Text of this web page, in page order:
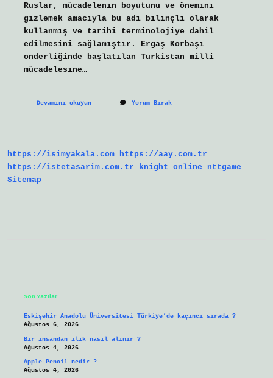
Ruslar, mücadelenin boyutunu ve önemini
gizlemek amacıyla bu adı bilinçli olarak
kullanmış ve tarihi terminolojiye dahil
edilmesini sağlamıştır. Ergaş Korbaşı
önderliğinde başlatılan Türkistan milli
mücadelesine…
Devamını okuyunTürkistan
Türkistan
In
Bağımsızlığı
Yorum Bırak
https://isimyakala.com https://aay.com.tr
https://istetasarim.com.tr
knight online
nttgame
Sitemap
Son Yazılar
Eskişehir Anadolu Üniversitesi Türkiye’de kaçıncı sırada ?
Ağustos 6, 2026
Bir insandan ilik nasıl alınır ?
Ağustos 4, 2026
Apple Pencil nedir ?
Ağustos 4, 2026